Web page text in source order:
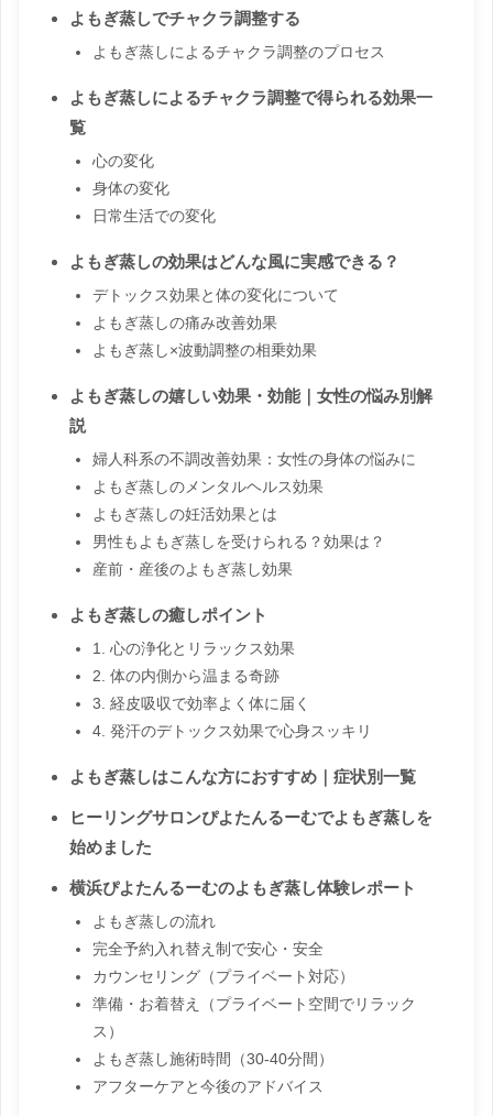
よもぎ蒸しでチャクラ調整する
よもぎ蒸しによるチャクラ調整のプロセス
よもぎ蒸しによるチャクラ調整で得られる効果一
覧
心の変化
身体の変化
日常生活での変化
よもぎ蒸しの効果はどんな風に実感できる？
デトックス効果と体の変化について
よもぎ蒸しの痛み改善効果
よもぎ蒸し×波動調整の相乗効果
よもぎ蒸しの嬉しい効果・効能｜女性の悩み別解
説
婦人科系の不調改善効果：女性の身体の悩みに
よもぎ蒸しのメンタルヘルス効果
よもぎ蒸しの妊活効果とは
男性もよもぎ蒸しを受けられる？効果は？
産前・産後のよもぎ蒸し効果
よもぎ蒸しの癒しポイント
1. 心の浄化とリラックス効果
2. 体の内側から温まる奇跡
3. 経皮吸収で効率よく体に届く
4. 発汗のデトックス効果で心身スッキリ
よもぎ蒸しはこんな方におすすめ｜症状別一覧
ヒーリングサロンぴよたんるーむでよもぎ蒸しを
始めました
横浜ぴよたんるーむのよもぎ蒸し体験レポート
よもぎ蒸しの流れ
完全予約入れ替え制で安心・安全
カウンセリング（プライベート対応）
準備・お着替え（プライベート空間でリラック
ス）
よもぎ蒸し施術時間（30-40分間）
アフターケアと今後のアドバイス